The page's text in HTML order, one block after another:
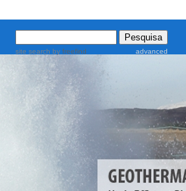
site search by freefind advanced